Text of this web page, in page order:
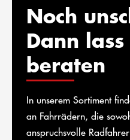
Noch
Dann
beraten
In unserem Sortiment
an Fahrrädern, die
anspruchsvolle